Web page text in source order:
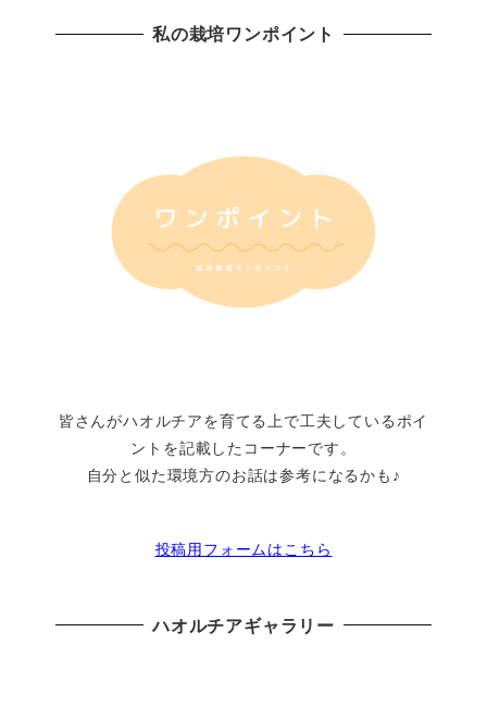
私の栽培ワンポイント
皆さんがハオルチアを育てる上で工夫しているポイ
ントを記載したコーナーです。
自分と似た環境方のお話は参考になるかも♪
投稿用フォームはこちら
ハオルチアギャラリー